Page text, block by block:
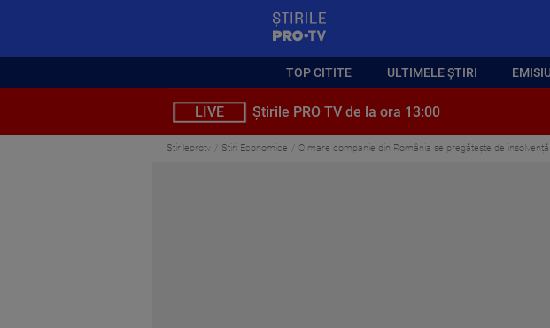
TOP CITITE ULTIMELE ȘTIRI
LIVE Știrile PRO TV de la ora 13:00
Stirileprotv Stiri Economice O mare companie din România se pregătește de